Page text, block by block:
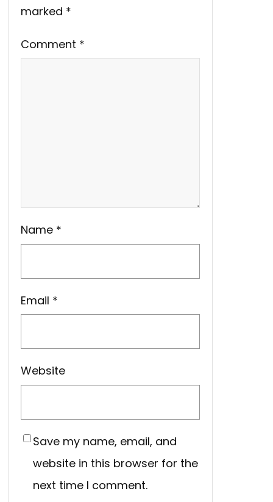
marked *
Comment *
Name *
Email *
Website
Save my name, email, and
website in this browser for the
next time I comment.